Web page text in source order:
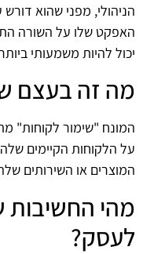
הניהולי, מפני שהוא
האפקט שלו על השורה
יכול להיות משמעותי ביותר.
מה זה בעצם
המונח "שימור לקוחות"
על הלקוחות הקיימים
המוצרים או השירותים
מהי החשיבות
לעסק?